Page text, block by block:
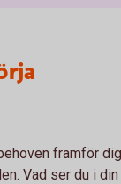
framför
Vad ser du i